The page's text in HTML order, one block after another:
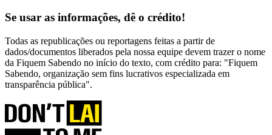
Se usar as informações, dê o crédito!
Todas as republicações ou reportagens feitas a partir de
dados/documentos liberados pela nossa equipe devem trazer o nome
da Fiquem Sabendo no início do texto, com crédito para: "Fiquem
Sabendo, organização sem fins lucrativos especializada em
transparência pública".